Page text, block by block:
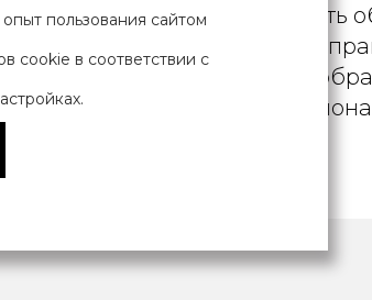
продавцом рассматривать
о защите
управления по работе с
Московского района
ДАННЫХ
пользования сайтом
cookie в соответствии с